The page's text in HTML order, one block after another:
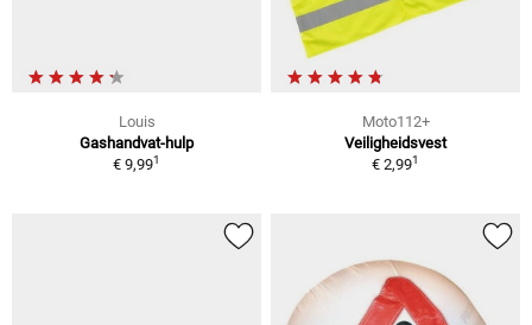
Louis
Gashandvat-hulp
€ 9,991
Moto112+
Veiligheidsvest
€ 2,991